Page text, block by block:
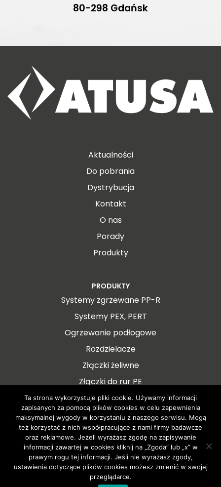
80-298 Gdańsk
Aktualności
Do pobrania
Dystrybucja
Kontakt
O nas
Porady
Produkty
PRODUKTY
Systemy zgrzewane PP-R
Systemy PEX, PERT
Ogrzewanie podłogowe
Rozdzielacze
Złączki żeliwne
Złączki do rur PE
Ta strona wykorzystuje pliki cookie. Używamy informacji
zapisanych za pomocą plików cookies w celu zapewnienia
maksymalnej wygody w korzystaniu z naszego serwisu. Mogą
też korzystać z nich współpracujące z nami firmy badawcze
oraz reklamowe. Jeżeli wyrażasz zgodę na zapisywanie
informacji zawartej w cookies kliknij na „Zgoda” lub „x” w
prawym rogu tej informacji. Jeśli nie wyrażasz zgody,
ustawienia dotyczące plików cookies możesz zmienić w swojej
przeglądarce.